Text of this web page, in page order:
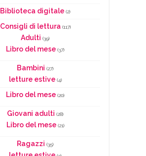
Biblioteca digitale (2)
Consigli di lettura (117)
Adulti (39)
Libro del mese (37)
Bambini (27)
letture estive(4)
Libro del mese (20)
Giovani adulti (28)
Libro del mese(21)
Ragazzi (35)